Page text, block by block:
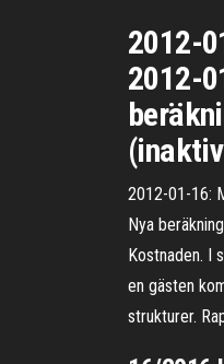
2012-
2012-
2012-01-16:
Nya
Kostnaden. I
en gästen
strukturer.